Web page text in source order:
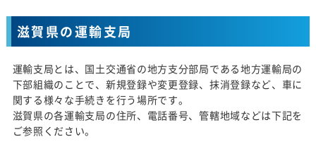
滋賀県の運輸支局
運輸支局とは、国土交通省の地方支分部局である地方運輸局の
下部組織のことで、新規登録や変更登録、抹消登録など、車に
関する様々な手続きを行う場所です。
滋賀県の各運輸支局の住所、電話番号、管轄地域などは下記を
ご参照ください。